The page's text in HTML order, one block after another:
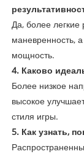
Да, более легкие
маневренность,
мощность.
4. Каково
Более низкое
высокое
стиля игры.
5. Как узнать,